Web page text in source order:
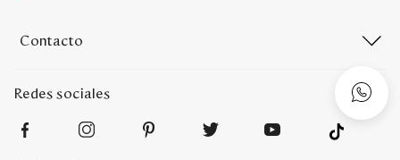
Contacto
Redes sociales